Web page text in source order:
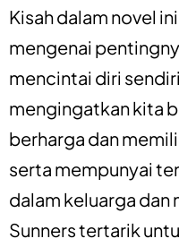
Kisah dalam novel
mengenai
mencintai diri
mengingatkan kita
berharga dan
serta mempunyai
dalam keluarga dan
Sunners tertarik